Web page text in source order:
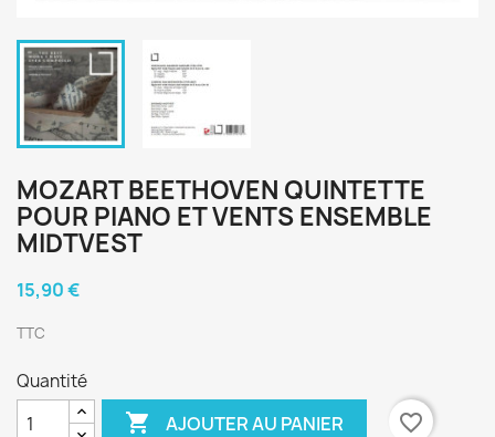
MOZART BEETHOVEN QUINTETTE
POUR PIANO ET VENTS ENSEMBLE
MIDTVEST
15,90 €
TTC
Quantité
 AJOUTER AU PANIER favorite_border